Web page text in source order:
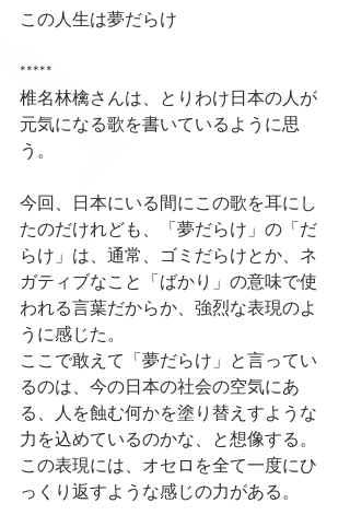
この人生は夢だらけ
*****
椎名林檎さんは、とりわけ日本の人が
元気になる歌を書いているように思
う。
今回、日本にいる間にこの歌を耳にし
たのだけれども、「夢だらけ」の「だ
らけ」は、通常、ゴミだらけとか、ネ
ガティブなこと「ばかり」の意味で使
われる言葉だからか、強烈な表現のよ
うに感じた。
ここで敢えて「夢だらけ」と言ってい
るのは、今の日本の社会の空気にあ
る、人を蝕む何かを塗り替えすような
力を込めているのかな、と想像する。
この表現には、オセロを全て一度にひ
っくり返すような感じの力がある。